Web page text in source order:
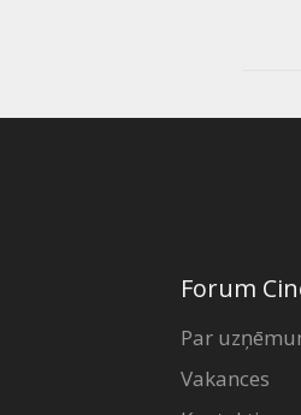
Forum
Par
Vakances